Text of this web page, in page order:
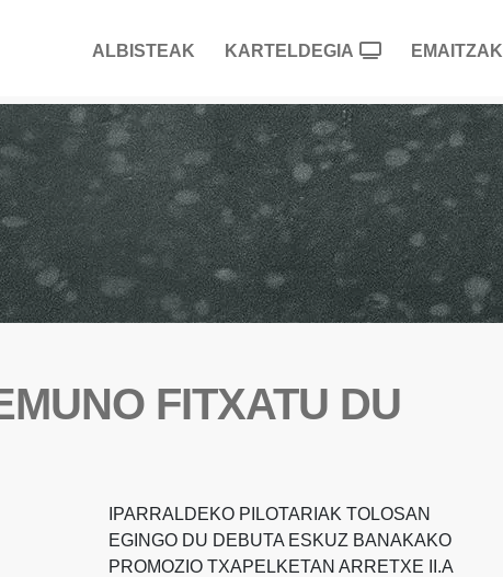
ALBISTEAK KARTELDEGIA EMAITZAK
FITXATU DU
IPARRALDEKO PILOTARIAK TOLOSAN
EGINGO DU DEBUTA ESKUZ BANAKAKO
PROMOZIO TXAPELKETAN ARRETXE II.A